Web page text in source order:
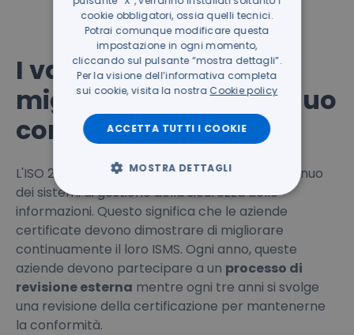
I vantaggi del
miglioramento continuo
con l'ISO 27001
L'ISO 27001 garantisce un miglioramento continuo
dei sistemi di gestione della sicurezza delle
informazioni. Questo significa che le aziende
certificate devono dimostrare di migliorare
continuamente il loro ISMS. Ogni anno, queste
aziende devono partecipare a un processo di
revisione esterna mentre ogni tre anni si svolge
una revisione della certificazione per mantenerne
la conformità.
cookie obbligatori, ossia quelli tecnici.
Potrai comunque modificare questa
impostazione in ogni momento,
cliccando sul pulsante “mostra dettagli”.
Per la visione dell’informativa completa
sui cookie, visita la nostra Cookie policy
ACCETTA TUTTI I COOKIE
MOSTRA DETTAGLI